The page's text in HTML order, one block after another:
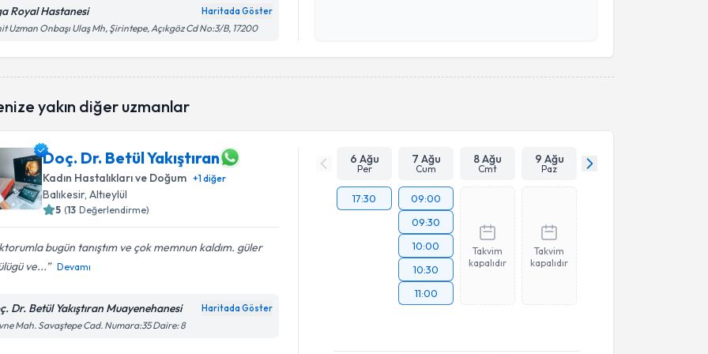
Royal Hastanesi Haritada Göster
Uzman Onbaşı Ulaş Mh, Şirintepe, Açıkgöz Cd No:3/B, 17200
yakın diğer uzmanlar
Doç. Dr. Betül Yakıştıran
Kadın Hastalıkları ve Doğum +1diğer
Balıkesir, Altıeylül
5 (13 Değerlendirme)
bugün tanıştım ve çok memnun kaldım. güler
ve...
Devamı
Dr. Betül Yakıştıran Muayenehanesi Haritada Göster
Mah. Savaştepe Cad. Numara:35 Daire: 8
6 Ağu
Per
7 Ağu
Cum
8 Ağu
Cmt
9 Ağu
Paz
17:30
09:00
09:30
10:00
10:30
11:00
Takvim
kapalıdır
Takvim
kapalıdır